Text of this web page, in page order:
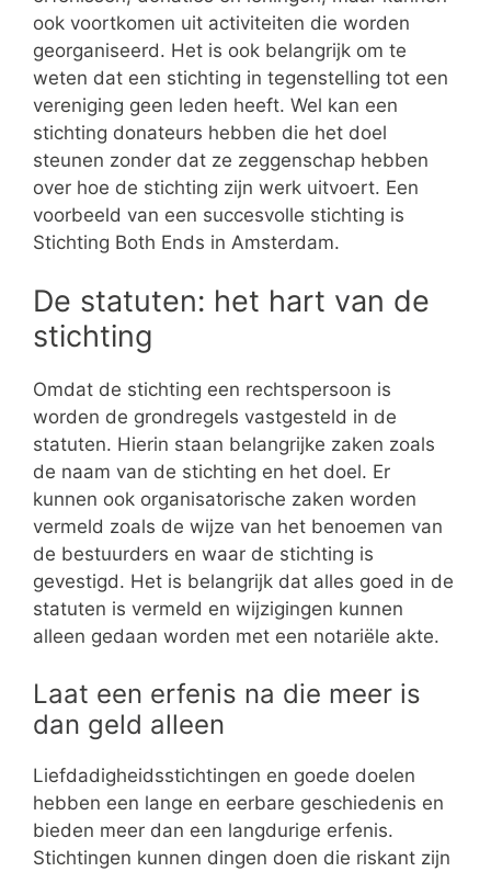
ook voortkomen uit activiteiten die worden
georganiseerd. Het is ook belangrijk om te
weten dat een stichting in tegenstelling tot een
vereniging geen leden heeft. Wel kan een
stichting donateurs hebben die het doel
steunen zonder dat ze zeggenschap hebben
over hoe de stichting zijn werk uitvoert. Een
voorbeeld van een succesvolle stichting is
Stichting Both Ends in Amsterdam.
De statuten: het hart van de
stichting
Omdat de stichting een rechtspersoon is
worden de grondregels vastgesteld in de
statuten. Hierin staan belangrijke zaken zoals
de naam van de stichting en het doel. Er
kunnen ook organisatorische zaken worden
vermeld zoals de wijze van het benoemen van
de bestuurders en waar de stichting is
gevestigd. Het is belangrijk dat alles goed in de
statuten is vermeld en wijzigingen kunnen
alleen gedaan worden met een notariële akte.
Laat een erfenis na die meer is
dan geld alleen
Liefdadigheidsstichtingen en goede doelen
hebben een lange en eerbare geschiedenis en
bieden meer dan een langdurige erfenis.
Stichtingen kunnen dingen doen die riskant zijn